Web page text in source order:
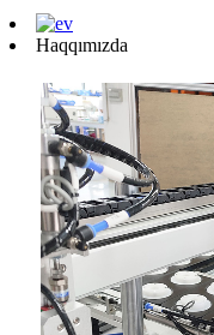
Haqqımızda